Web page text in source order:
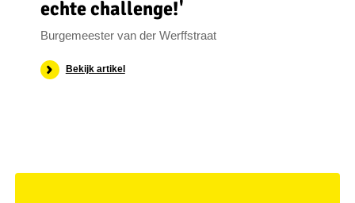
echte challenge!'
Burgemeester van der Werffstraat
Bekijk artikel